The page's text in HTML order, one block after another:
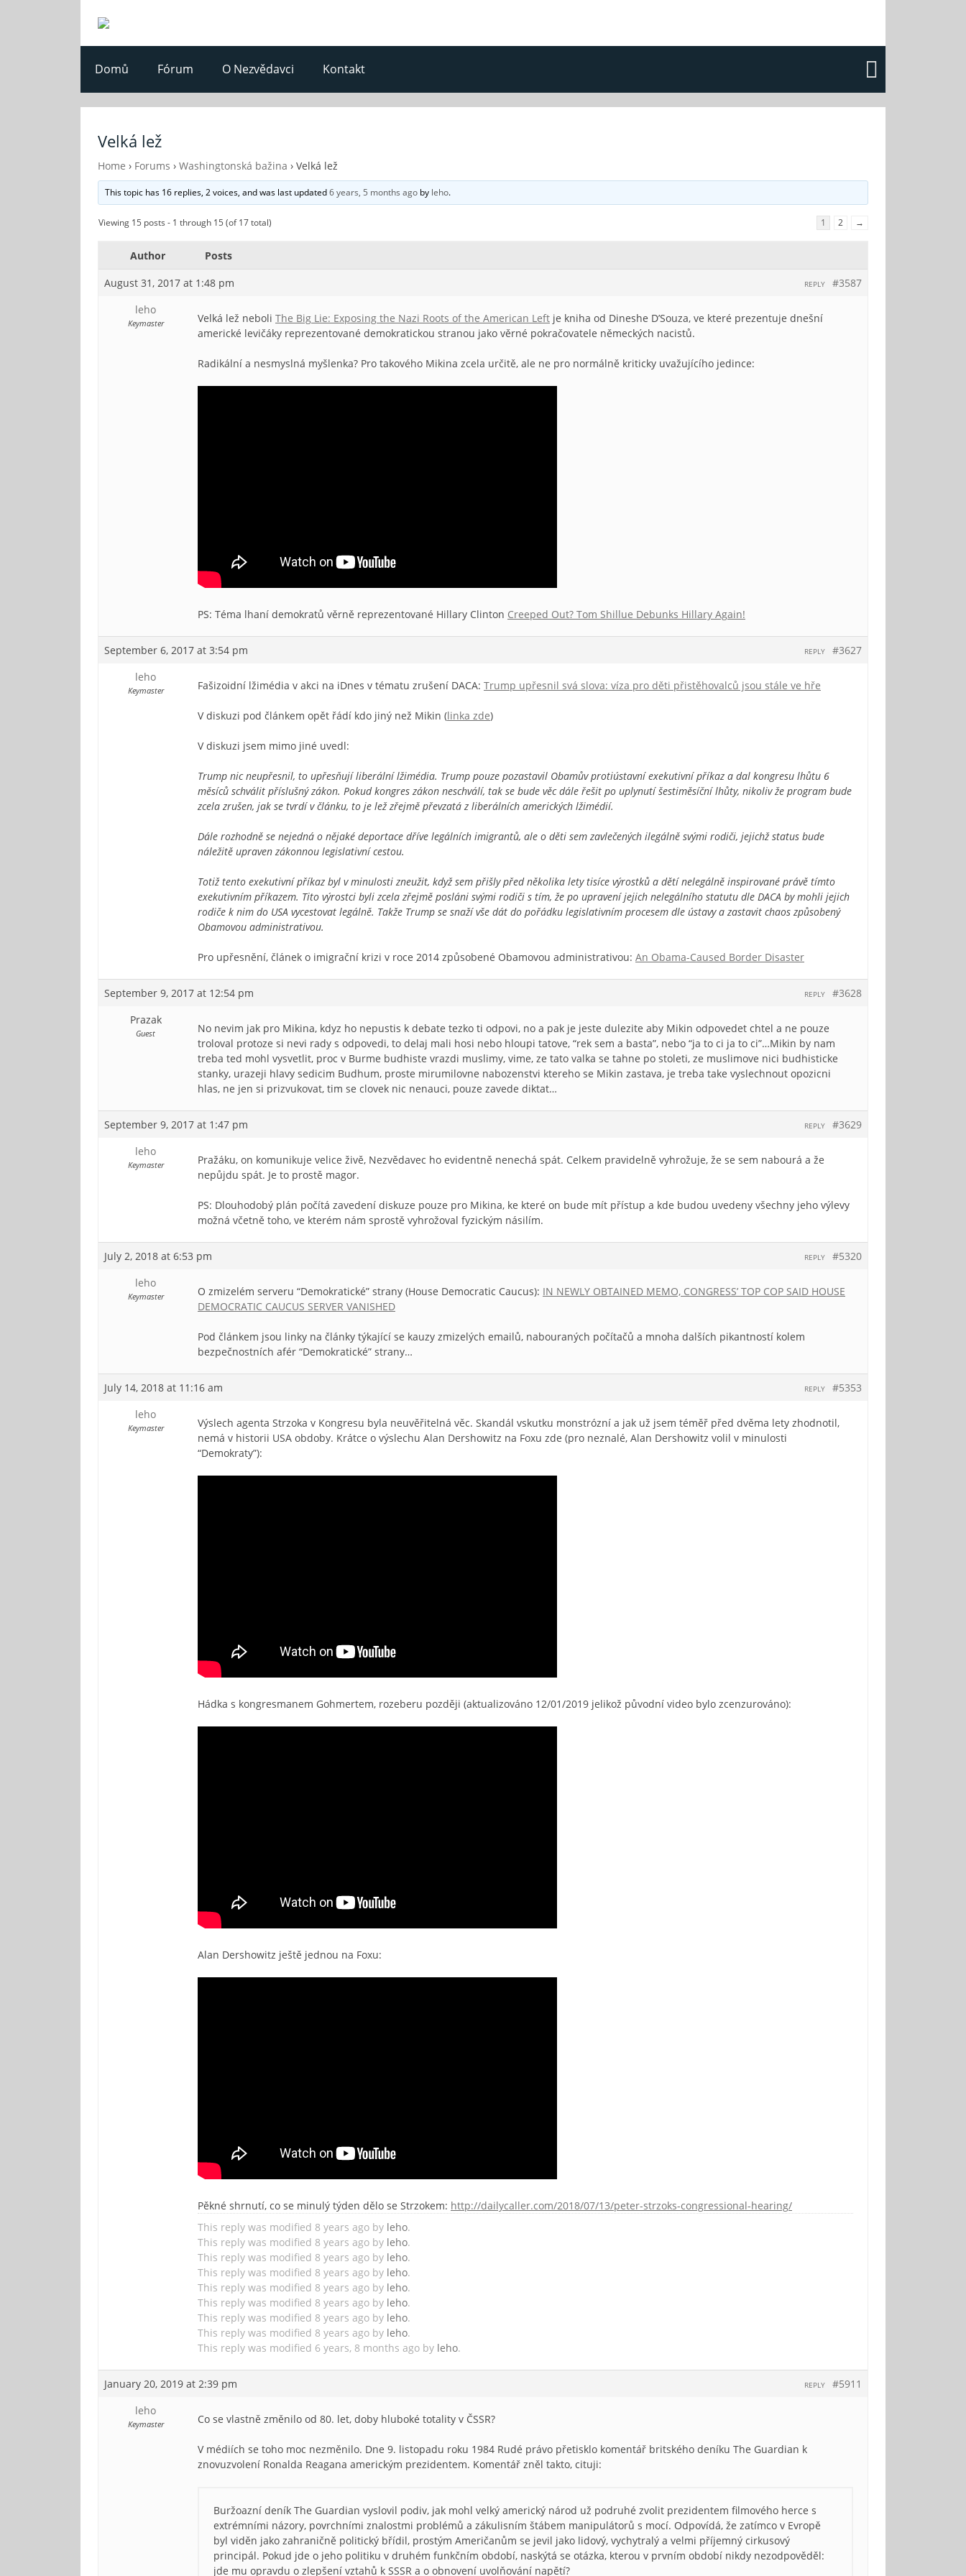
Domů Fórum O Nezvědavci Kontakt
Velká lež
Home › Forums › Washingtonská bažina › Velká lež
This topic has 16 replies, 2 voices, and was last updated6 years, 5 months ago by leho.
Viewing 15 posts - 1 through 15 (of 17 total) 1 2 →
Author
Posts
August 31, 2017 at 1:48 pm
#3587
REPLY
leho
Keymaster Velká lež neboli The Big Lie: Exposing the Nazi Roots of the American Left je kniha od Dineshe D’Souza, ve které prezentuje dnešní
americké levičáky reprezentované demokratickou stranou jako věrné pokračovatele německých nacistů.
Radikální a nesmyslná myšlenka? Pro takového Mikina zcela určitě, ale ne pro normálně kriticky uvažujícího jedince:
PS: Téma lhaní demokratů věrně reprezentované Hillary Clinton Creeped Out? Tom Shillue Debunks Hillary Again!
September 6, 2017 at 3:54 pm #3627
REPLY
leho
Keymaster Fašizoidní lžimédia v akci na iDnes v tématu zrušení DACA: Trump upřesnil svá slova: víza pro děti přistěhovalců jsou stále ve hře
V diskuzi pod článkem opět řádí kdo jiný než Mikin (linka zde)
V diskuzi jsem mimo jiné uvedl:
Trump nic neupřesnil, to upřesňují liberální lžimédia. Trump pouze pozastavil Obamův protiústavní exekutivní příkaz a dal kongresu lhůtu 6
měsíců schválit příslušný zákon. Pokud kongres zákon neschválí, tak se bude věc dále řešit po uplynutí šestiměsíční lhůty, nikoliv že program bude
zcela zrušen, jak se tvrdí v článku, to je lež zřejmě převzatá z liberálních amerických lžimédií.
Dále rozhodně se nejedná o nějaké deportace dříve legálních imigrantů, ale o děti sem zavlečených ilegálně svými rodiči, jejichž status bude
náležitě upraven zákonnou legislativní cestou.
Totiž tento exekutivní příkaz byl v minulosti zneužit, když sem přišly před několika lety tisíce výrostků a dětí nelegálně inspirované právě tímto
exekutivním příkazem. Tito výrostci byli zcela zřejmě posláni svými rodiči s tím, že po upravení jejich nelegálního statutu dle DACA by mohli jejich
rodiče k nim do USA vycestovat legálně. Takže Trump se snaží vše dát do pořádku legislativním procesem dle ústavy a zastavit chaos způsobený
Obamovou administrativou.
Pro upřesnění, článek o imigrační krizi v roce 2014 způsobené Obamovou administrativou: An Obama-Caused Border Disaster
September 9, 2017 at 12:54 pm #3628
REPLY
Prazak
Guest
No nevim jak pro Mikina, kdyz ho nepustis k debate tezko ti odpovi, no a pak je jeste dulezite aby Mikin odpovedet chtel a ne pouze
troloval protoze si nevi rady s odpovedi, to delaj mali hosi nebo hloupi tatove, “rek sem a basta”, nebo “ja to ci ja to ci”…Mikin by nam
treba ted mohl vysvetlit, proc v Burme budhiste vrazdi muslimy, vime, ze tato valka se tahne po stoleti, ze muslimove nici budhisticke
stanky, urazeji hlavy sedicim Budhum, proste mirumilovne nabozenstvi ktereho se Mikin zastava, je treba take vyslechnout opozicni
hlas, ne jen si prizvukovat, tim se clovek nic nenauci, pouze zavede diktat…
September 9, 2017 at 1:47 pm #3629
REPLY
leho
Keymaster
Pražáku, on komunikuje velice živě, Nezvědavec ho evidentně nenechá spát. Celkem pravidelně vyhrožuje, že se sem nabourá a že
nepůjdu spát. Je to prostě magor.
PS: Dlouhodobý plán počítá zavedení diskuze pouze pro Mikina, ke které on bude mít přístup a kde budou uvedeny všechny jeho výlevy
možná včetně toho, ve kterém nám sprostě vyhrožoval fyzickým násilím.
July 2, 2018 at 6:53 pm #5320
REPLY
leho
Keymaster O zmizelém serveru “Demokratické” strany (House Democratic Caucus): IN NEWLY OBTAINED MEMO, CONGRESS’ TOP COP SAID HOUSE
DEMOCRATIC CAUCUS SERVER VANISHED
Pod článkem jsou linky na články týkající se kauzy zmizelých emailů, nabouraných počítačů a mnoha dalších pikantností kolem
bezpečnostních afér “Demokratické” strany…
July 14, 2018 at 11:16 am #5353
REPLY
leho
Keymaster
Výslech agenta Strzoka v Kongresu byla neuvěřitelná věc. Skandál vskutku monstrózní a jak už jsem téměř před dvěma lety zhodnotil,
nemá v historii USA obdoby. Krátce o výslechu Alan Dershowitz na Foxu zde (pro neznalé, Alan Dershowitz volil v minulosti
“Demokraty”):
Hádka s kongresmanem Gohmertem, rozeberu později (aktualizováno 12/01/2019 jelikož původní video bylo zcenzurováno):
Alan Dershowitz ještě jednou na Foxu:
Pěkné shrnutí, co se minulý týden dělo se Strzokem: http://dailycaller.com/2018/07/13/peter-strzoks-congressional-hearing/
This reply was modified 8 years ago by leho.
This reply was modified 8 years ago by leho.
This reply was modified 8 years ago by leho.
This reply was modified 8 years ago by leho.
This reply was modified 8 years ago by leho.
This reply was modified 8 years ago by leho.
This reply was modified 8 years ago by leho.
This reply was modified 8 years ago by leho.
This reply was modified 6 years, 8 months ago by leho.
January 20, 2019 at 2:39 pm #5911
REPLY
leho
Keymaster Co se vlastně změnilo od 80. let, doby hluboké totality v ČSSR?
V médiích se toho moc nezměnilo. Dne 9. listopadu roku 1984 Rudé právo přetisklo komentář britského deníku The Guardian k
znovuzvolení Ronalda Reagana americkým prezidentem. Komentář zněl takto, cituji:
Buržoazní deník The Guardian vyslovil podiv, jak mohl velký americký národ už podruhé zvolit prezidentem filmového herce s
extrémními názory, povrchními znalostmi problémů a zákulisním štábem manipulátorů s mocí. Odpovídá, že zatímco v Evropě
byl viděn jako zahraničně politický břídil, prostým Američanům se jevil jako lidový, vychytralý a velmi příjemný cirkusový
principál. Pokud jde o jeho politiku v druhém funkčním období, naskýtá se otázka, kterou v prvním období nikdy nezodpověděl:
jde mu opravdu o zlepšení vztahů k SSSR a o obnovení uvolňování napětí?